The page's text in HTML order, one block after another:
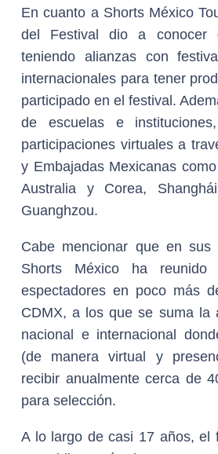
En cuanto a Shorts México
del Festival dio a conocer
teniendo alianzas con
internacionales para tener
participado en el festival.
de escuelas e
participaciones virtuales a
y Embajadas Mexicanas
Australia y Corea,
Guanghzou.
Cabe mencionar que en sus
Shorts México ha
espectadores en poco más
CDMX, a los que se suma la
nacional e internacional
(de manera virtual y
recibir anualmente cerca de
para selección.
A lo largo de casi 17 años,